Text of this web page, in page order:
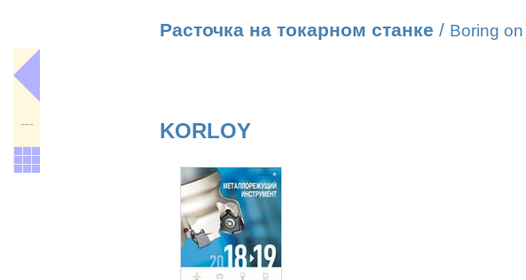
Расточка на токарном станке / Boring
KORLOY
---